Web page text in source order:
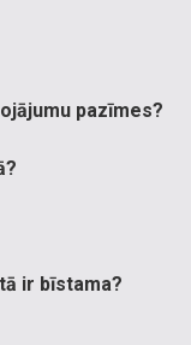
pazīmes?
ir bīstama?